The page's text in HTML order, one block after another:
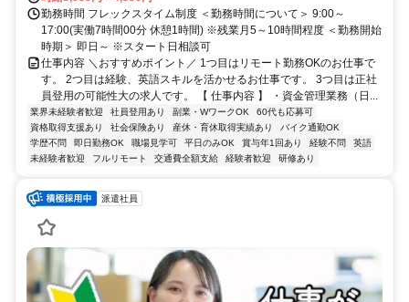
勤務時間 フレックスタイム制度 ＜勤務時間について＞ 9:00～
17:00(実働7時間00分 休憩1時間) ※残業月5～10時間程度 ＜勤務開始
時期＞ 即日～ ※スタート日相談可
仕事内容 ＼おすすめポイント／ 1つ目はリモート勤務OKのお仕事で
す。 2つ目は経験、英語スキルを活かせるお仕事です。 3つ目は正社
員登用の可能性大の求人です。 【 仕事内容 】 ・資金管理業務（日...
業界未経験者歓迎 社員登用あり 副業・WワークOK
60代も応募可
資格取得支援あり
社会保険あり 産休・育休取得実績あり
バイク通勤OK
学歴不問
即日勤務OK 職場見学可 平日のみOK 賞与年1回あり 経験不問
英語
未経験者歓迎
フルリモート 交通費全額支給 経験者歓迎 研修あり
派遣社員